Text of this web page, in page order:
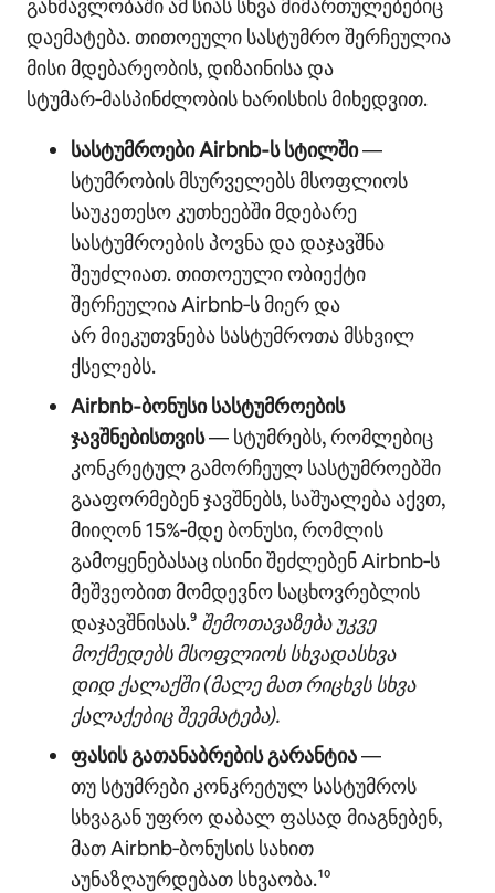
განმავლობაში ამ სიას სხვა მიმართულებებიც
დაემატება. თითოეული სასტუმრო შერჩეულია
მისი მდებარეობის, დიზაინისა და
სტუმარ‑მასპინძლობის ხარისხის მიხედვით.
სასტუმროები Airbnb‑ს სტილში—
სტუმრობის მსურველებს მსოფლიოს
საუკეთესო კუთხეებში მდებარე
სასტუმროების პოვნა და დაჯავშნა
შეუძლიათ. თითოეული ობიექტი
შერჩეულია Airbnb‑ს მიერ და
არ მიეკუთვნება სასტუმროთა მსხვილ
ქსელებს.
Airbnb‑ბონუსი სასტუმროების
ჯავშნებისთვის— სტუმრებს, რომლებიც
კონკრეტულ გამორჩეულ სასტუმროებში
გააფორმებენ ჯავშნებს, საშუალება აქვთ,
მიიღონ 15%‑მდე ბონუსი, რომლის
გამოყენებასაც ისინი შეძლებენ Airbnb‑ს
მეშვეობით მომდევნო საცხოვრებლის
დაჯავშნისას.⁹ შემოთავაზება უკვე
მოქმედებს მსოფლიოს სხვადასხვა
დიდ ქალაქში (მალე მათ რიცხვს სხვა
ქალაქებიც შეემატება).
ფასის გათანაბრების გარანტია—
თუ სტუმრები კონკრეტულ სასტუმროს
სხვაგან უფრო დაბალ ფასად მიაგნებენ,
მათ Airbnb‑ბონუსის სახით
აუნაზღაურდებათ სხვაობა.¹⁰